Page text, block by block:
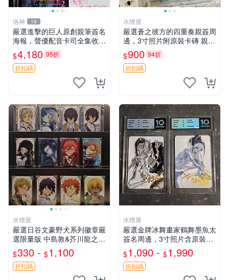
洛神 19
嚴選進擊的巨人原創親筆簽名
海報，聲優配音卡司全集收藏
推薦 艾倫、三笠、阿明、埃
爾文巨細靡遺肖像照
$4,180 95折
折扣碼
水狸屋
嚴選蒼之彼方的四重奏親簽周
邊，3寸照片附原裝卡磚 親簽
照 收藏級 影印品 杜蕾斯相紙
質地 限量版 Aokana Four Rh
ythm 藍光紀念照 簽名
$900 94折
折扣碼
水狸屋
嚴選日谷文豪野犬系列徽章嚴
選限量版 中島敦&芥川龍之介
&太宰治&中原中也&國木田獨
步&江戶川亂步&谷崎潤一郎&
宮澤賢治官方正品 標芥川中
$330 - $1,100
折扣碼
水狸屋
嚴選金牌冰舞畫家鶴舞墨魚太
簽名周邊，3寸照片含原裝卡
磚。收藏自用，面簽確保證
實。 冰舞 簽名 周邊
$1,090 - $1,990
折扣碼